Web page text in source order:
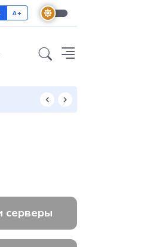
A+
серверы